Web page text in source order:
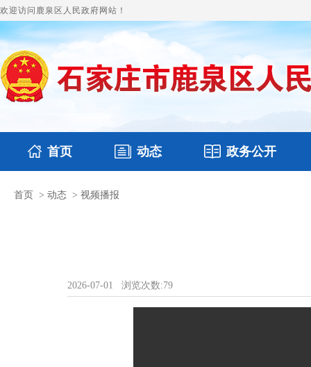
欢迎访问鹿泉区人民政府网站！
首页 动态
国务要闻
政务公开
本区文件
首页 > 动态 > 视频播报
2026-07-01 浏览次数:79